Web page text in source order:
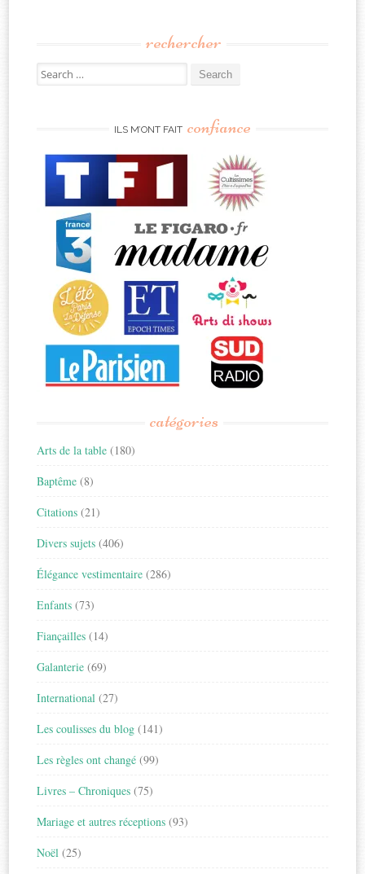
rechercher
Search
for:
ILS M’ONT FAIT confiance
catégories
Arts de la table (180)
Baptême (8)
Citations (21)
Divers sujets (406)
Élégance vestimentaire (286)
Enfants (73)
Fiançailles (14)
Galanterie (69)
International (27)
Les coulisses du blog (141)
Les règles ont changé (99)
Livres – Chroniques (75)
Mariage et autres réceptions (93)
Noël (25)